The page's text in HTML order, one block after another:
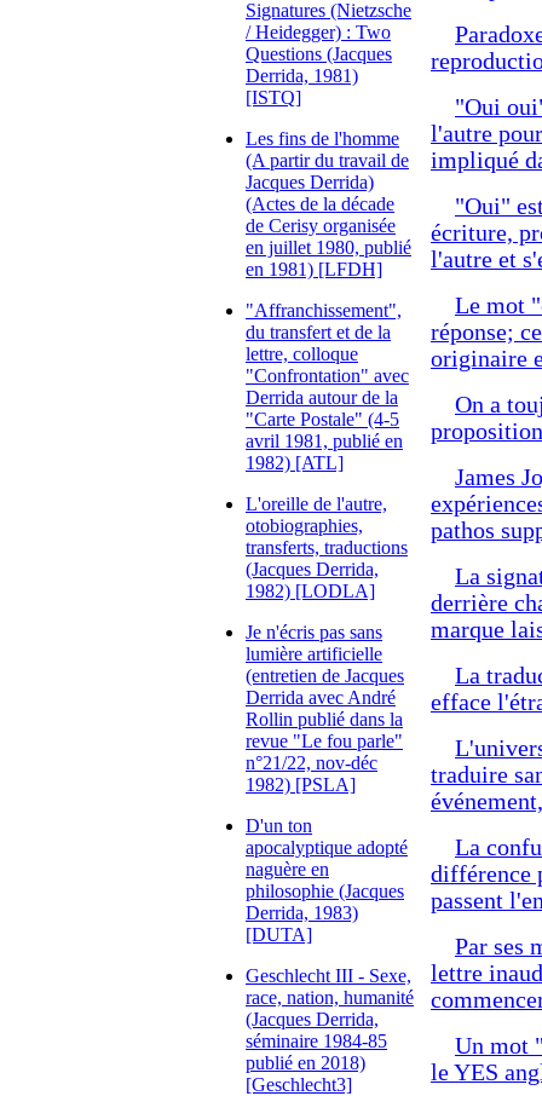
Signatures (Nietzsche
/ Heidegger) : Two
Questions (Jacques
Derrida, 1981)
[ISTQ]
Les fins de l'homme
(A partir du travail de
Jacques Derrida)
(Actes de la décade
de Cerisy organisée
en juillet 1980, publié
en 1981) [LFDH]
"Affranchissement",
du transfert et de la
lettre, colloque
"Confrontation" avec
Derrida autour de la
"Carte Postale" (4-5
avril 1981, publié en
1982) [ATL]
L'oreille de l'autre,
otobiographies,
transferts, traductions
(Jacques Derrida,
1982) [LODLA]
Je n'écris pas sans
lumière artificielle
(entretien de Jacques
Derrida avec André
Rollin publié dans la
revue "Le fou parle"
n°21/22, nov-déc
1982) [PSLA]
D'un ton
apocalyptique adopté
naguère en
philosophie (Jacques
Derrida, 1983)
[DUTA]
Geschlecht III - Sexe,
race, nation, humanité
(Jacques Derrida,
séminaire 1984-85
publié en 2018)
[Geschlecht3]
"Oui
l'autre
impliqué
"Oui"
écriture,
l'autre et
Le mot
réponse;
originaire
On a
James
pathos
La
derrière
marque
La
efface
traduire
La
différence
passent
Par ses
lettre
Un mot
le YES